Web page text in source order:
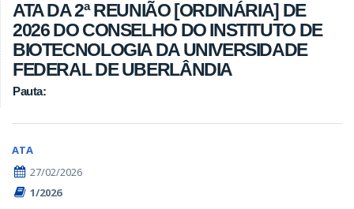
ATA DA 2ª REUNIÃO [ORDINÁRIA] DE
2026 DO CONSELHO DO INSTITUTO DE
BIOTECNOLOGIA DA UNIVERSIDADE
FEDERAL DE UBERLÂNDIA
Pauta:
ATA
27/02/2026
1/2026